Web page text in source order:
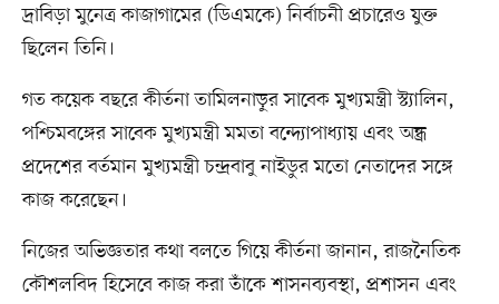
দ্রাবিড়া মুনেত্র কাজাগামের (ডিএমকে) নির্বাচনী প্রচারেও যুক্ত
ছিলেন তিনি।
গত কয়েক বছরে কীর্তনা তামিলনাড়ুর সাবেক মুখ্যমন্ত্রী স্ট্যালিন,
পশ্চিমবঙ্গের সাবেক মুখ্যমন্ত্রী মমতা বন্দ্যোপাধ্যায় এবং অন্ধ্র
প্রদেশের বর্তমান মুখ্যমন্ত্রী চন্দ্রবাবু নাইডুর মতো নেতাদের সঙ্গে
কাজ করেছেন।
নিজের অভিজ্ঞতার কথা বলতে গিয়ে কীর্তনা জানান, রাজনৈতিক
কৌশলবিদ হিসেবে কাজ করা তাঁকে শাসনব্যবস্থা, প্রশাসন এবং